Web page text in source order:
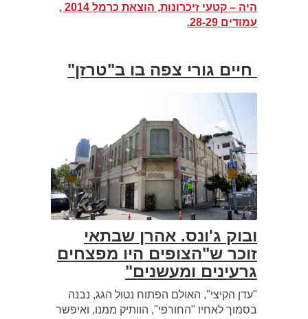
היה – קטעי זיכרונות, הוצאת כרמל 2014 ,
עמודים 28-29.
חיים גורי צפה בו ב"טרזן"
ובוק ג'ונס. אהרן שבתאי
זוכר ש"הצופים היו מפצחים
גרעינים ומעשנים"
"עדן הקיצי", האולם הפתוח נטול הגג, נבנה
בסמוך לאחיו "החורפי", הוותיק ממנו, ואיפשר